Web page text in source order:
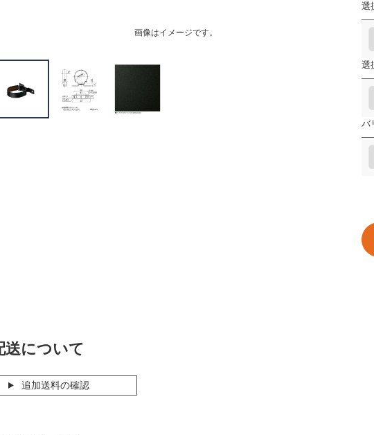
画像はイメージです。
選
選
バ
送について
追加送料の確認